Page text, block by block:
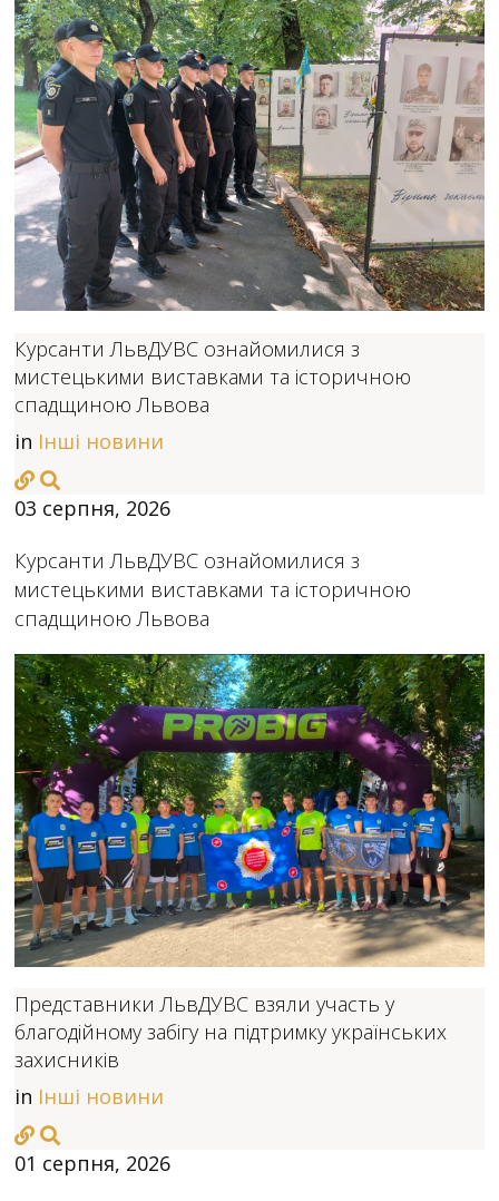
Курсанти ЛьвДУВС ознайомилися з
мистецькими виставками та історичною
спадщиною Львова
in Інші новини
03 серпня, 2026
Курсанти ЛьвДУВС ознайомилися з
мистецькими виставками та історичною
спадщиною Львова
Представники ЛьвДУВС взяли участь у
благодійному забігу на підтримку українських
захисників
in Інші новини
01 серпня, 2026